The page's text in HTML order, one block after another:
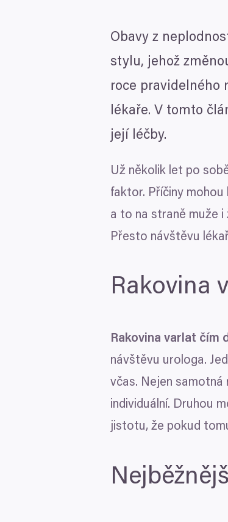
Obavy z
stylu, jehož
roce pravidelného
lékaře. V tomto
její léčby.
Už několik let po
faktor. Příčiny
a to na straně muže i
Přesto návštěvu
Rakovina
Rakovina varlat čím
návštěvu urologa.
včas. Nejen samotná
individuální. Druhou
jistotu, že pokud